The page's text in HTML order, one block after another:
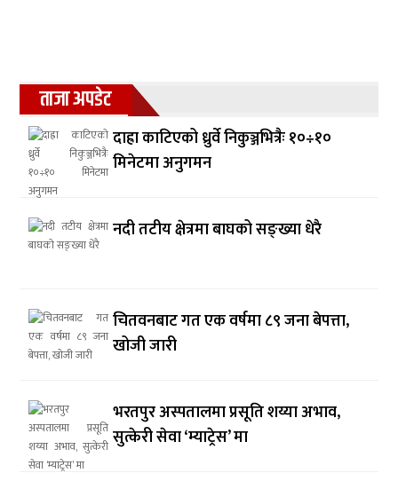
ताजा अपडेट
दाह्रा काटिएको ध्रुर्वे निकुञ्जभित्रैः १०÷१०
मिनेटमा अनुगमन
नदी तटीय क्षेत्रमा बाघको सङ्ख्या धेरै
चितवनबाट गत एक वर्षमा ८९ जना बेपत्ता,
खोजी जारी
भरतपुर अस्पतालमा प्रसूति शय्या अभाव,
सुत्केरी सेवा ‘म्याट्रेस’ मा